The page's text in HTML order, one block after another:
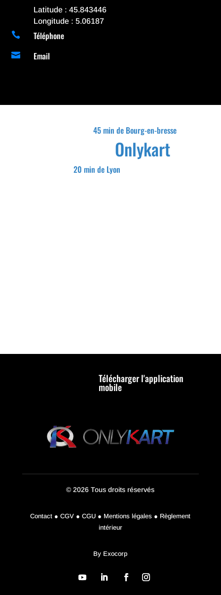
Latitude : 45.843446
Longitude : 5.06187
 Téléphone
 Email
20 min de Lyon
Onlykart
45 min de Bourg-en-bresse
Télécharger l'application
mobile
© 2026 Tous droits réservés
Contact ● CGV ● CGU ● Mentions légales ● Règlement
intérieur
By Exocorp